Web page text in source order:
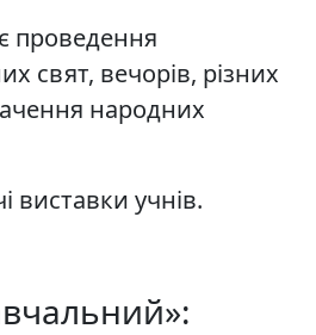
свят, вечорів, різних
народних
учнів.